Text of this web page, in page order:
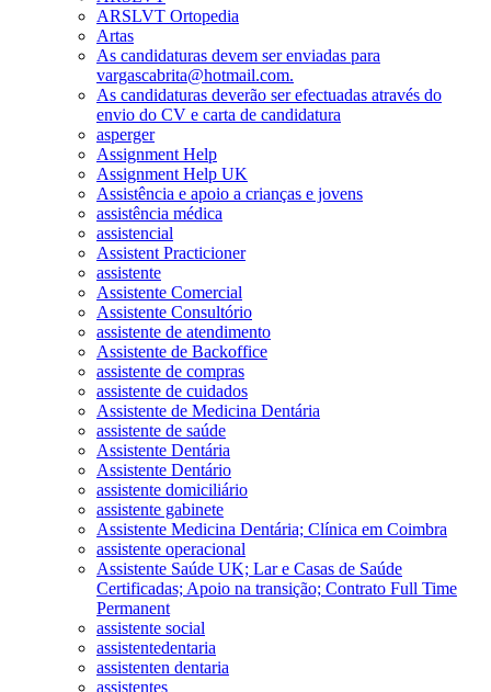
ARSLVT Ortopedia
Artas
As candidaturas devem ser enviadas para
vargascabrita@hotmail.com.
As candidaturas deverão ser efectuadas através do
envio do CV e carta de candidatura
asperger
Assignment Help
Assignment Help UK
Assistência e apoio a crianças e jovens
assistência médica
assistencial
Assistent Practicioner
assistente
Assistente Comercial
Assistente Consultório
assistente de atendimento
Assistente de Backoffice
assistente de compras
assistente de cuidados
Assistente de Medicina Dentária
assistente de saúde
Assistente Dentária
Assistente Dentário
assistente domiciliário
assistente gabinete
Assistente Medicina Dentária; Clínica em Coimbra
assistente operacional
Assistente Saúde UK; Lar e Casas de Saúde
Certificadas; Apoio na transição; Contrato Full Time
Permanent
assistente social
assistentedentaria
assistenten dentaria
assistentes